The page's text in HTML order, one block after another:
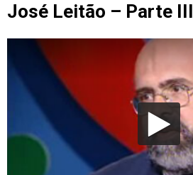
José Leitão – Parte III